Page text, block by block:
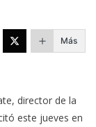
Más
director de la
este jueves en